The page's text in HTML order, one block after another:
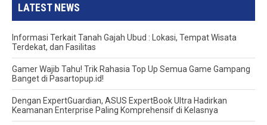
LATEST NEWS
Informasi Terkait Tanah Gajah Ubud : Lokasi, Tempat Wisata
Terdekat, dan Fasilitas
Gamer Wajib Tahu! Trik Rahasia Top Up Semua Game Gampang
Banget di Pasartopup.id!
Dengan ExpertGuardian, ASUS ExpertBook Ultra Hadirkan
Keamanan Enterprise Paling Komprehensif di Kelasnya